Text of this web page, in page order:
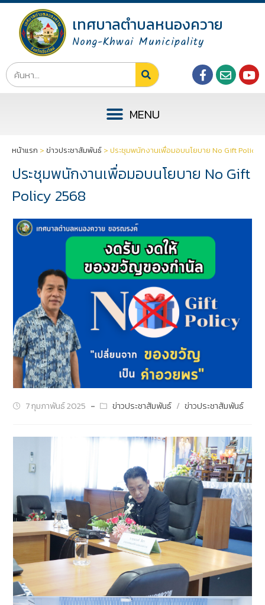
เทศบาลตำบลหนองควาย
Nong-Khwai Municipality
หน้าแรก > ข่าวประชาสัมพันธ์ > ประชุมพนักงานเพื่อมอบนโยบาย No Gift Policy
ประชุมพนักงานเพื่อมอบนโยบาย No Gift
Policy 2568
7 กุมภาพันธ์ 2025 ข่าวประชาสัมพันธ์ / ข่าวประชาสัมพันธ์